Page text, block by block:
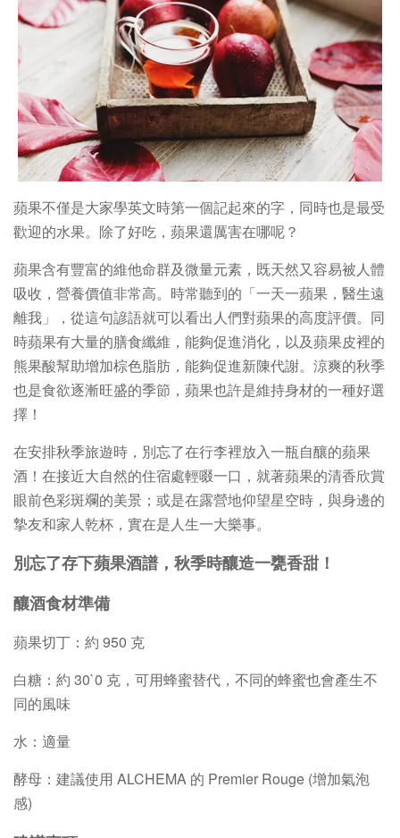
蘋果不僅是大家學英文時第一個記起來的字，同時也是最受
歡迎的水果。除了好吃，蘋果還厲害在哪呢？
蘋果含有豐富的維他命群及微量元素，既天然又容易被人體
吸收，營養價值非常高。時常聽到的「一天一蘋果，醫生遠
離我」，從這句諺語就可以看出人們對蘋果的高度評價。同
時蘋果有大量的膳食纖維，能夠促進消化，以及蘋果皮裡的
熊果酸幫助增加棕色脂肪，能夠促進新陳代謝。涼爽的秋季
也是食欲逐漸旺盛的季節，蘋果也許是維持身材的一種好選
擇！
在安排秋季旅遊時，別忘了在行李裡放入一瓶自釀的蘋果
酒！在接近大自然的住宿處輕啜一口，就著蘋果的清香欣賞
眼前色彩斑斕的美景；或是在露營地仰望星空時，與身邊的
摯友和家人乾杯，實在是人生一大樂事。
別忘了存下蘋果酒譜，秋季時釀造一甕香甜！
釀酒食材準備
蘋果切丁：約 950 克
白糖：約 30`0 克，可用蜂蜜替代，不同的蜂蜜也會產生不
同的風味
水：適量
酵母：建議使用 ALCHEMA 的 Premier Rouge (增加氣泡
感)